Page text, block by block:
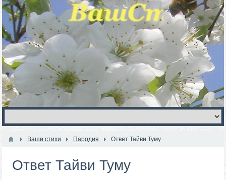
Ваши стихи Пародия Ответ Тайви Туму
Ответ Тайви Туму